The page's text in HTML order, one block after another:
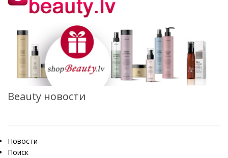
Beauty новости
Новости
Поиск